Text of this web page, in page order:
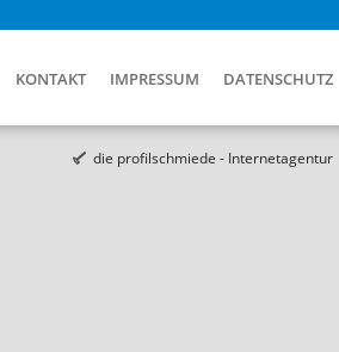
KONTAKT IMPRESSUM DATENSCHUTZ
die profilschmiede - Internetagentur